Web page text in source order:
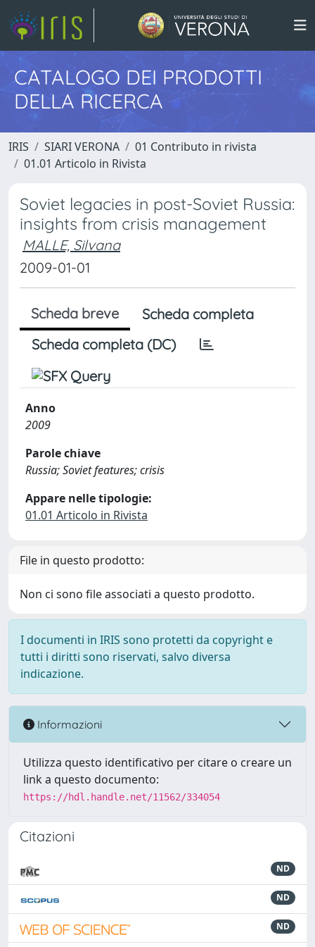
CATALOGO DEI PRODOTTI
DELLA RICERCA
IRIS SIARI VERONA
01 Contributo in rivista
01.01 Articolo in Rivista
Soviet legacies in post-Soviet Russia:
insights from crisis management
MALLE, Silvana
2009-01-01
Scheda breve
Scheda completa
Scheda completa (DC)
Anno
2009
Parole chiave
Russia; Soviet features; crisis
Appare nelle tipologie:
01.01 Articolo in Rivista
File in questo prodotto:
Non ci sono file associati a questo prodotto.
I documenti in IRIS sono protetti da copyright e
tutti i diritti sono riservati, salvo diversa
indicazione.
Informazioni
Utilizza questo identificativo per citare o creare un
link a questo documento:
https://hdl.handle.net/11562/334054
Citazioni
ND
ND
ND